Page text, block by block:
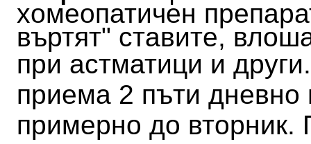
хомеопатичен
въртят" ставите,
при астматици и
приема 2 пъти дневно
примерно до